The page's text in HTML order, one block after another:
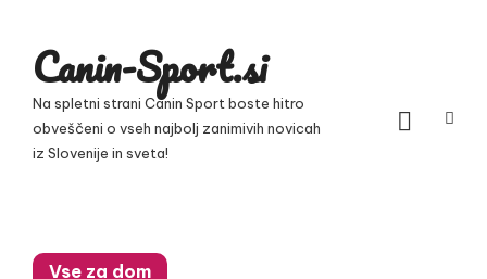
contentCanin-Sport.si
Na spletni strani Canin Sport boste hitro
obveščeni o vseh najbolj zanimivih novicah
iz Slovenije in sveta!
Vse za dom